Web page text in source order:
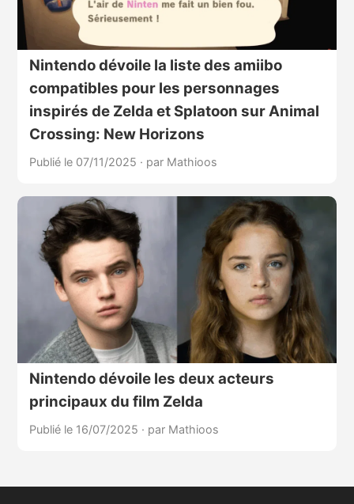
Nintendo dévoile la liste des amiibo
compatibles pour les personnages
inspirés de Zelda et Splatoon sur Animal
Crossing: New Horizons
Publié le 07/11/2025 · par Mathioos
Nintendo dévoile les deux acteurs
principaux du film Zelda
Publié le 16/07/2025 · par Mathioos